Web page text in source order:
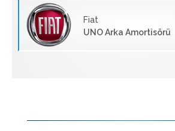
Fiat
UNO Arka Amortisörü